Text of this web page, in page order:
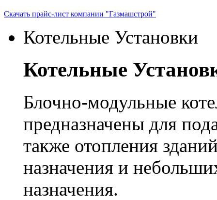
Скачать прайс-лист компании "Газмашстрой"
Котельные Установки
Котельные
Блочно-модульные
предназначены для
также отопления
назначения и
назначения.